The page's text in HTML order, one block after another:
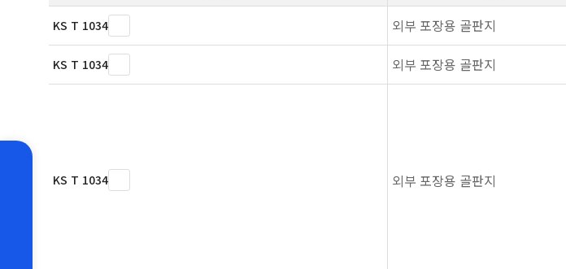
KS T 1034 외부 포장용 골판지
KS T 1034 외부 포장용 골판지
KS T 1034 외부 포장용 골판지